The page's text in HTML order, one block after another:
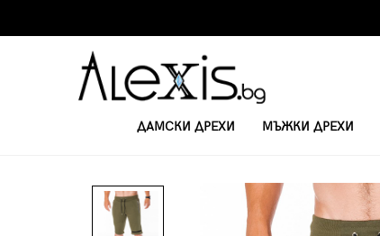
ДАМСКИ ДРЕХИ МЪЖКИ ДРЕХИ